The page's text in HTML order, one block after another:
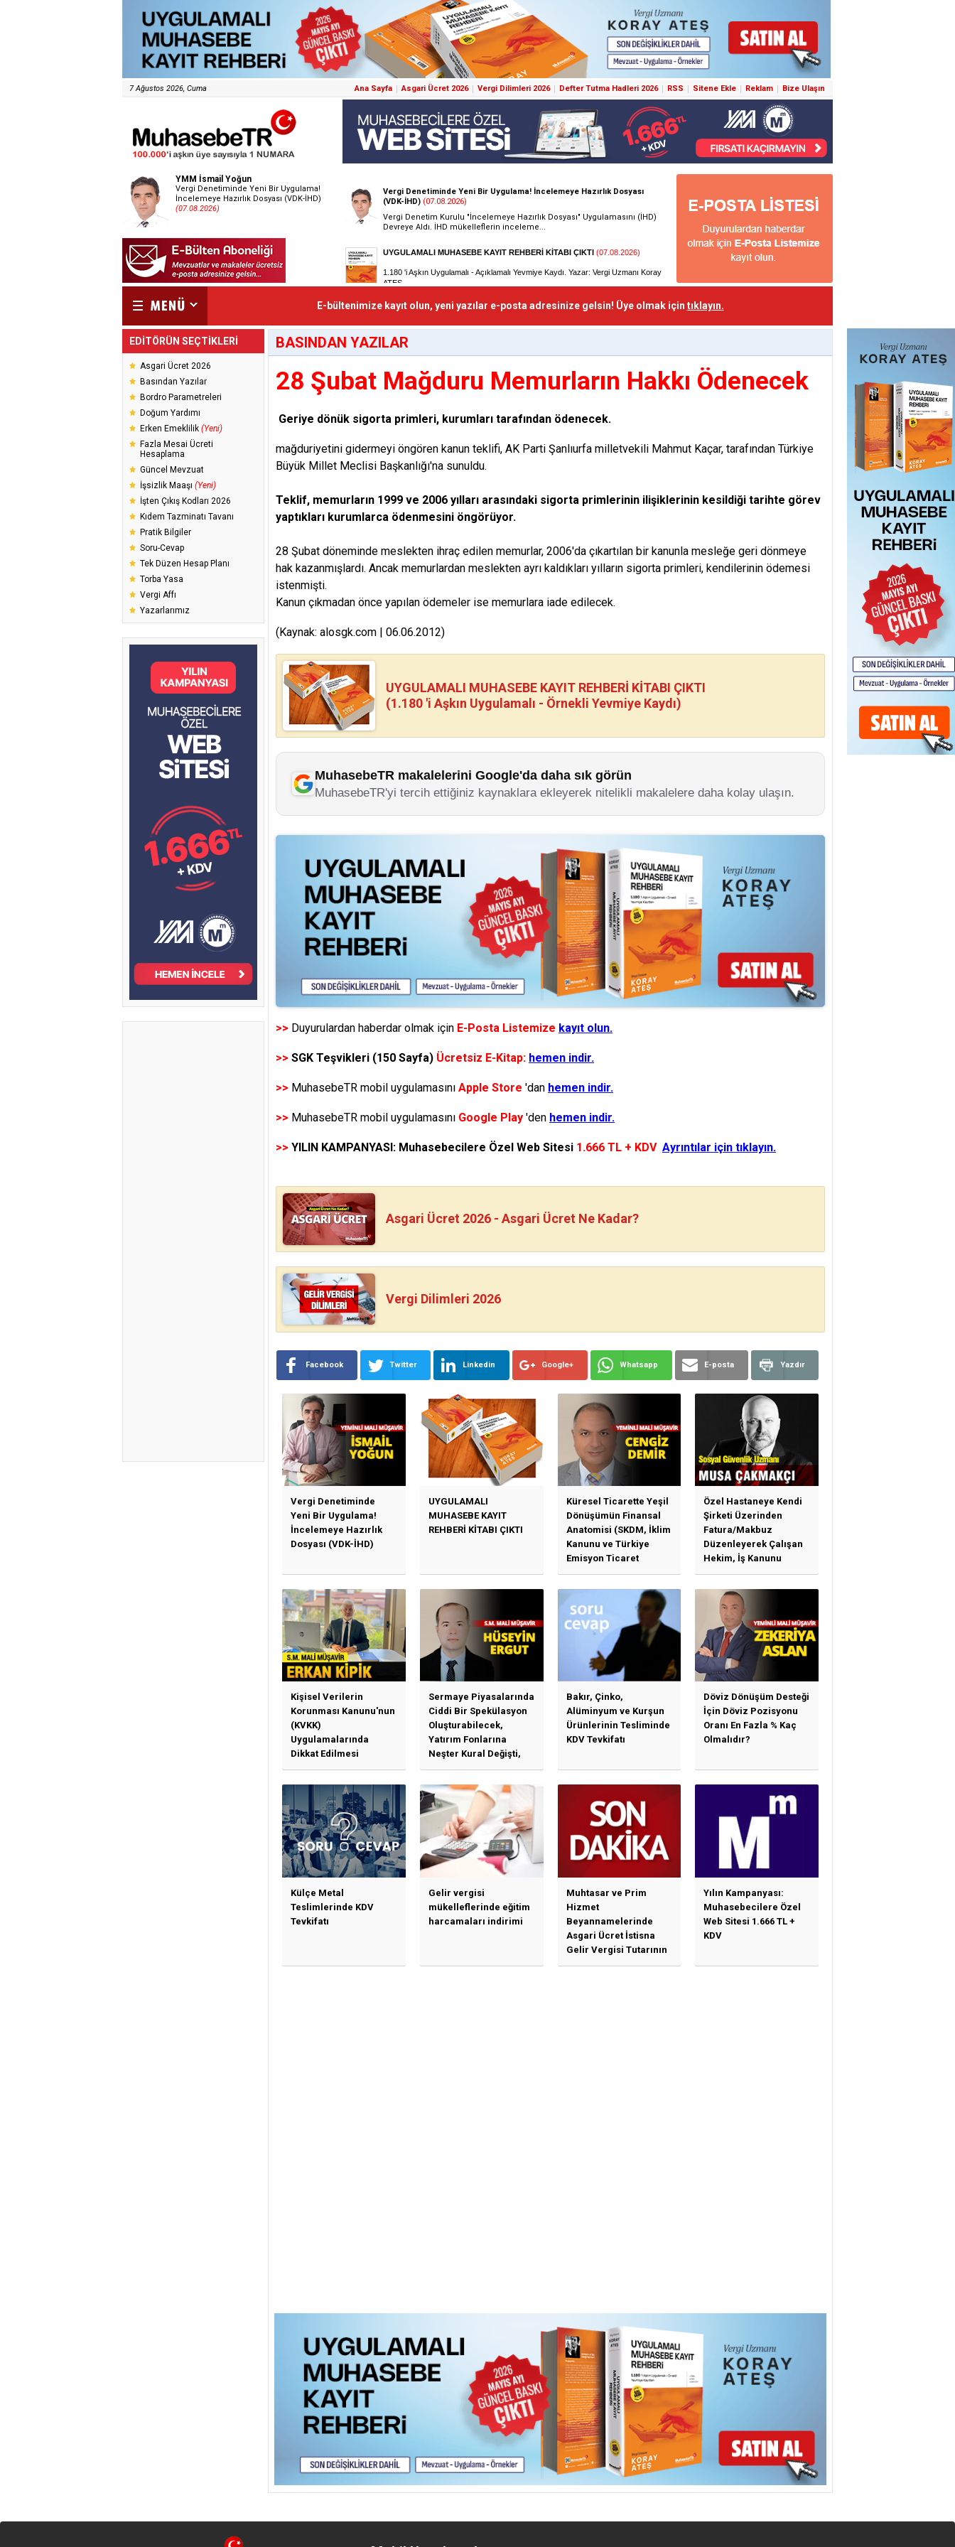
7 Ağustos 2026, Cuma Ana Sayfa Asgari Ücret 2026 Vergi Dilimleri 2026 Defter Tutma Hadleri 2026 RSS Sitene Ekle Reklam Bize Ulaşın
YMM İsmail Yoğun
Vergi Denetiminde Yeni Bir Uygulama!
İncelemeye Hazırlık Dosyası (VDK-İHD)
(07.08.2026)
E-bültenimize kayıt olun, yeni yazılar e-posta adresinize gelsin! Üye olmak için tıklayın.
EDİTÖRÜN SEÇTİKLERİ
Asgari Ücret 2026
Basından Yazılar
Bordro Parametreleri
Doğum Yardımı
Erken Emeklilik (Yeni)
Fazla Mesai Ücreti
Hesaplama
Güncel Mevzuat
İşsizlik Maaşı (Yeni)
İşten Çıkış Kodları 2026
Kıdem Tazminatı Tavanı
Pratik Bilgiler
Soru-Cevap
Tek Düzen Hesap Planı
Torba Yasa
Vergi Affı
Yazarlarımız
BASINDAN YAZILAR
28 Şubat Mağduru Memurların Hakkı Ödenecek
Geriye dönük sigorta primleri, kurumları tarafından ödenecek.
mağduriyetini gidermeyi öngören kanun teklifi, AK Parti Şanlıurfa milletvekili Mahmut Kaçar, tarafından Türkiye
Büyük Millet Meclisi Başkanlığı'na sunuldu.
Teklif, memurların 1999 ve 2006 yılları arasındaki sigorta primlerinin ilişiklerinin kesildiği tarihte görev
yaptıkları kurumlarca ödenmesini öngörüyor.
28 Şubat döneminde meslekten ihraç edilen memurlar, 2006'da çıkartılan bir kanunla mesleğe geri dönmeye
hak kazanmışlardı. Ancak memurlardan meslekten ayrı kaldıkları yılların sigorta primleri, kendilerinin ödemesi
istenmişti.
Kanun çıkmadan önce yapılan ödemeler ise memurlara iade edilecek.
(Kaynak: alosgk.com | 06.06.2012)
UYGULAMALI MUHASEBE KAYIT REHBERİ KİTABI ÇIKTI
(1.180 'i Aşkın Uygulamalı - Örnekli Yevmiye Kaydı)
MuhasebeTR makalelerini Google'da daha sık görün
MuhasebeTR'yi tercih ettiğiniz kaynaklara ekleyerek nitelikli makalelere daha kolay ulaşın.
>> Duyurulardan haberdar olmak için E-Posta Listemize kayıt olun.
>> SGK Teşvikleri (150 Sayfa) Ücretsiz E-Kitap: hemen indir.
>> MuhasebeTR mobil uygulamasını Apple Store 'dan hemen indir.
>> MuhasebeTR mobil uygulamasını Google Play 'den hemen indir.
>> YILIN KAMPANYASI: Muhasebecilere Özel Web Sitesi 1.666 TL + KDV Ayrıntılar için tıklayın.
Asgari Ücret 2026 - Asgari Ücret Ne Kadar?
Vergi Dilimleri 2026
Facebook Twitter Linkedin Google+ Whatsapp E-posta Yazdır
Vergi Denetiminde
Yeni Bir Uygulama!
İncelemeye Hazırlık
Dosyası (VDK-İHD)
UYGULAMALI
MUHASEBE KAYIT
REHBERİ KİTABI ÇIKTI
Küresel Ticarette Yeşil
Dönüşümün Finansal
Anatomisi (SKDM, İklim
Kanunu ve Türkiye
Emisyon Ticaret
Sistemi (TR-ETS)
Özel Hastaneye Kendi
Şirketi Üzerinden
Fatura/Makbuz
Düzenleyerek Çalışan
Hekim, İş Kanunu
Hükümlerinden
Kişisel Verilerin
Korunması Kanunu'nun
(KVKK)
Uygulamalarında
Dikkat Edilmesi
Gereken Özet Başlıklar
Sermaye Piyasalarında
Ciddi Bir Spekülasyon
Oluşturabilecek,
Yatırım Fonlarına
Neşter Kural Değişti,
SPK’dan Kritik Hamle
Haberlerine Sermaye
Piyasası Kurulundan
Yalanlama Ve Yerinde
Bir Açıklama Geldi
Bakır, Çinko,
Alüminyum ve Kurşun
Ürünlerinin Tesliminde
KDV Tevkifatı
Döviz Dönüşüm Desteği
İçin Döviz Pozisyonu
Oranı En Fazla % Kaç
Olmalıdır?
Külçe Metal
Teslimlerinde KDV
Tevkifatı
Gelir vergisi
mükelleflerinde eğitim
harcamaları indirimi
Muhtasar ve Prim
Hizmet
Beyannamelerinde
Asgari Ücret İstisna
Gelir Vergisi Tutarının
Güncellenmesine
Yılın Kampanyası:
Muhasebecilere Özel
Web Sitesi 1.666 TL +
KDV